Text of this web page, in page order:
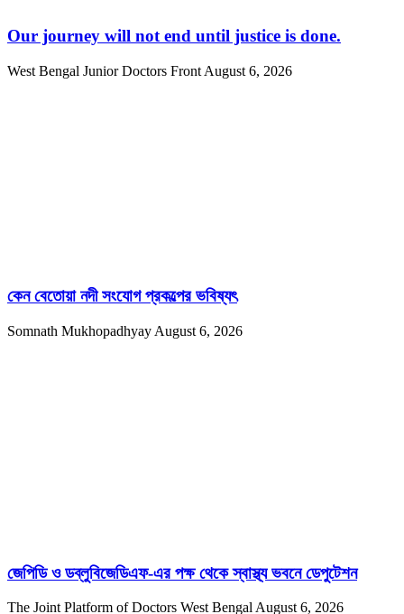
Our journey will not end until justice is done.
West Bengal Junior Doctors Front August 6, 2026
কেন বেতোয়া নদী সংযোগ প্রকল্পের ভবিষ্যৎ
Somnath Mukhopadhyay August 6, 2026
জেপিডি ও ডব্লুবিজেডিএফ-এর পক্ষ থেকে স্বাস্থ্য ভবনে ডেপুটেশন
The Joint Platform of Doctors West BengalAugust 6, 2026